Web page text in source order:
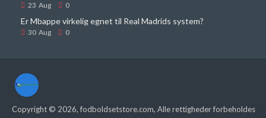
23 Aug 0
Er Mbappe virkelig egnet til Real Madrids system?
30 Aug 0
Copyright © 2026, fodboldsetstore.com, Alle rettigheder forbeholdes